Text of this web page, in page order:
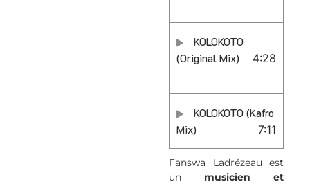
KOLOKOTO
(Original Mix)
4:28
KOLOKOTO (Kafro
Mix)
7:11
Fanswa Ladrézeau est
un musicien et